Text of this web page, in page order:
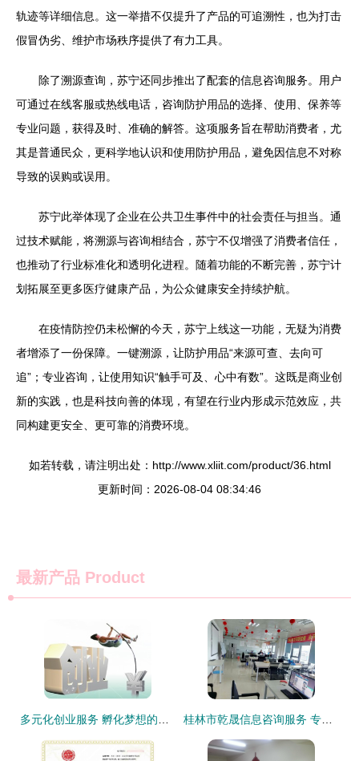
轨迹等详细信息。这一举措不仅提升了产品的可追溯性，也为打击
假冒伪劣、维护市场秩序提供了有力工具。
除了溯源查询，苏宁还同步推出了配套的信息咨询服务。用户
可通过在线客服或热线电话，咨询防护用品的选择、使用、保养等
专业问题，获得及时、准确的解答。这项服务旨在帮助消费者，尤
其是普通民众，更科学地认识和使用防护用品，避免因信息不对称
导致的误购或误用。
苏宁此举体现了企业在公共卫生事件中的社会责任与担当。通
过技术赋能，将溯源与咨询相结合，苏宁不仅增强了消费者信任，
也推动了行业标准化和透明化进程。随着功能的不断完善，苏宁计
划拓展至更多医疗健康产品，为公众健康安全持续护航。
在疫情防控仍未松懈的今天，苏宁上线这一功能，无疑为消费
者增添了一份保障。一键溯源，让防护用品“来源可查、去向可
追”；专业咨询，让使用知识“触手可及、心中有数”。这既是商业创
新的实践，也是科技向善的体现，有望在行业内形成示范效应，共
同构建更安全、更可靠的消费环境。
如若转载，请注明出处：http://www.xliit.com/product/36.html
更新时间：2026-08-04 08:34:46
最新产品 Product